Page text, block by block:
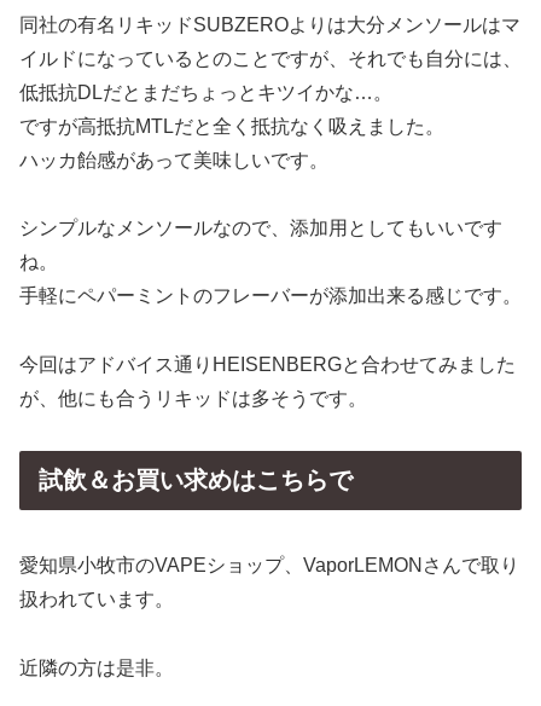
同社の有名リキッドSUBZEROよりは大分メンソールはマ
イルドになっているとのことですが、それでも自分には、
低抵抗DLだとまだちょっとキツイかな…。
ですが高抵抗MTLだと全く抵抗なく吸えました。
ハッカ飴感があって美味しいです。
シンプルなメンソールなので、添加用としてもいいです
ね。
手軽にペパーミントのフレーバーが添加出来る感じです。
今回はアドバイス通りHEISENBERGと合わせてみました
が、他にも合うリキッドは多そうです。
試飲＆お買い求めはこちらで
愛知県小牧市のVAPEショップ、VaporLEMONさんで取り
扱われています。
近隣の方は是非。